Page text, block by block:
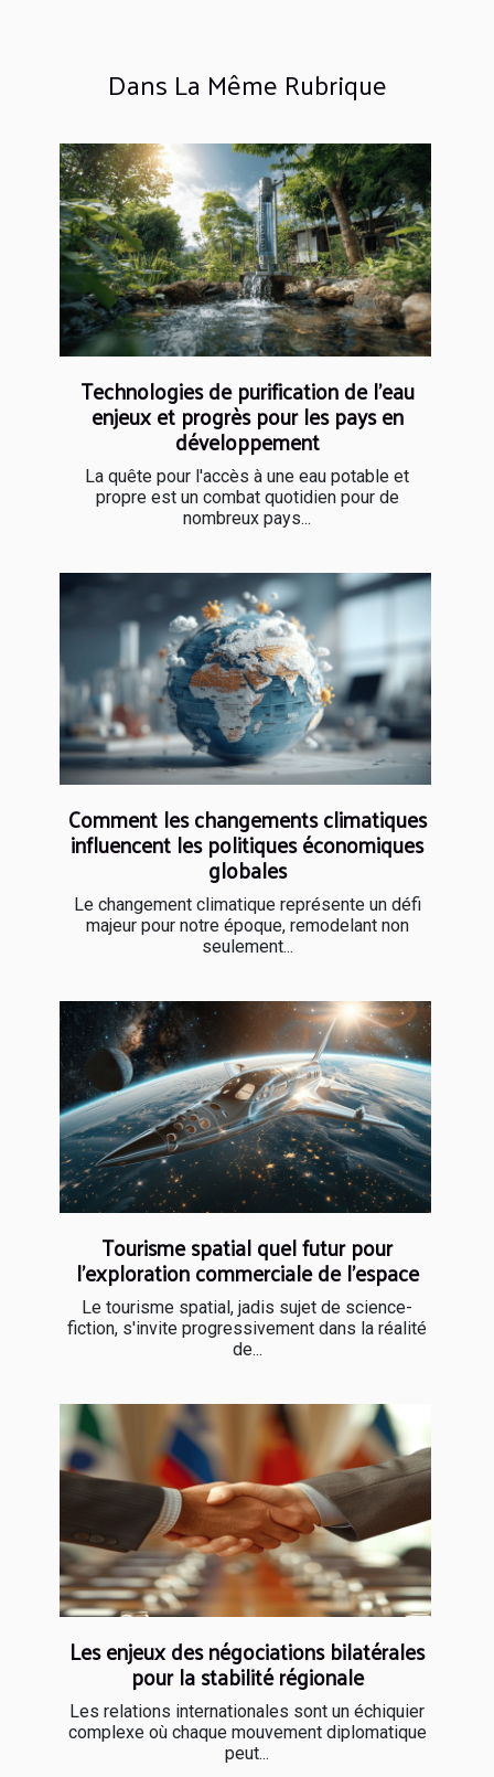
Dans La Même Rubrique
Technologies de purification de l'eau
enjeux et progrès pour les pays en
développement
La quête pour l'accès à une eau potable et
propre est un combat quotidien pour de
nombreux pays...
Comment les changements climatiques
influencent les politiques économiques
globales
Le changement climatique représente un défi
majeur pour notre époque, remodelant non
seulement...
Tourisme spatial quel futur pour
l'exploration commerciale de l'espace
Le tourisme spatial, jadis sujet de science-
fiction, s'invite progressivement dans la réalité
de...
Les enjeux des négociations bilatérales
pour la stabilité régionale
Les relations internationales sont un échiquier
complexe où chaque mouvement diplomatique
peut...